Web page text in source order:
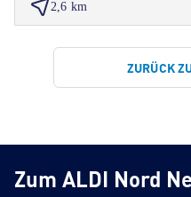
2,6 km
ZURÜCK
Zum ALDI Nord